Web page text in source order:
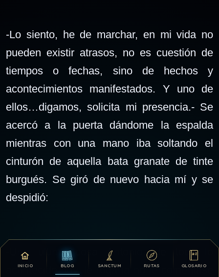
INICIO BLOG SANCTUM RUTAS GLOSARIO
-Lo siento, he de marchar, en mi vida no
pueden existir atrasos, no es cuestión de
tiempos o fechas, sino de hechos y
acontecimientos manifestados. Y uno de
ellos…digamos, solicita mi presencia.- Se
acercó a la puerta dándome la espalda
mientras con una mano iba soltando el
cinturón de aquella bata granate de tinte
burgués. Se giró de nuevo hacia mí y se
despidió:
-Una última cosa Antonio, de todo lo
acontecido hoy, le rogaría no le comentase